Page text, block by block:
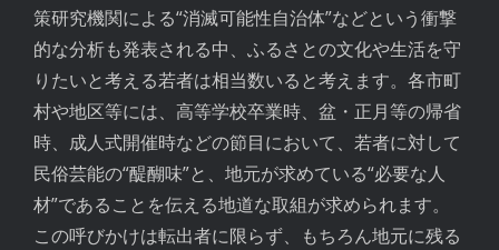
策研究機関による“消滅可能性自治体”などという衝撃
的な分析も発表される中、ふるさとの文化や生活を守
りたいと考える若者は相当数いると考えます。各市町
村や地区等には、高等学校卒業時、盆・正月等の帰省
時、成人式開催時などの節目において、若者に対して
民俗芸能の“醍醐味”と、地元が求めている“必要な人
材”であることを伝える地道な取組が求められます。
この呼びかけは転出者に限らず、もちろん地元に残る